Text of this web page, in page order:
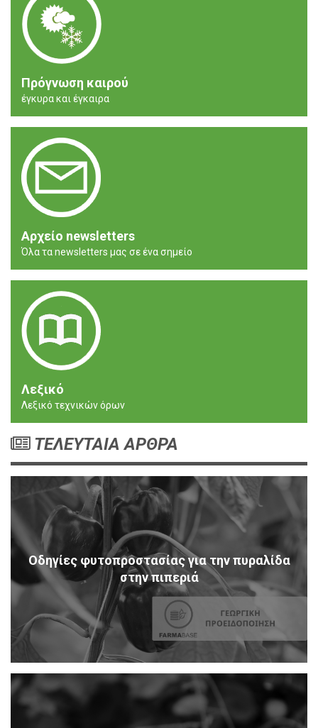
Πρόγνωση καιρού
έγκυρα και έγκαιρα
Αρχείο newsletters
Όλα τα newsletters μας σε ένα σημείο
Λεξικό
Λεξικό τεχνικών όρων
ΤΕΛΕΥΤΑΙΑ ΑΡΘΡΑ
Οδηγίες φυτοπροστασίας για την πυραλίδα
στην πιπεριά